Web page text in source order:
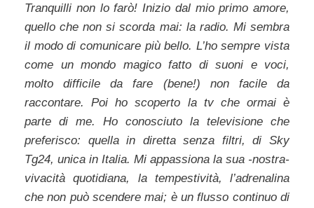
Tranquilli non lo farò! Inizio dal mio primo amore,
quello che non si scorda mai: la radio. Mi sembra
il modo di comunicare più bello. L’ho sempre vista
come un mondo magico fatto di suoni e voci,
molto difficile da fare (bene!) non facile da
raccontare. Poi ho scoperto la tv che ormai è
parte di me. Ho conosciuto la televisione che
preferisco: quella in diretta senza filtri, di Sky
Tg24, unica in Italia. Mi appassiona la sua -nostra-
vivacità quotidiana, la tempestività, l’adrenalina
che non può scendere mai; è un flusso continuo di